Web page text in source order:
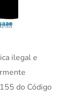
ilegal e
do Código